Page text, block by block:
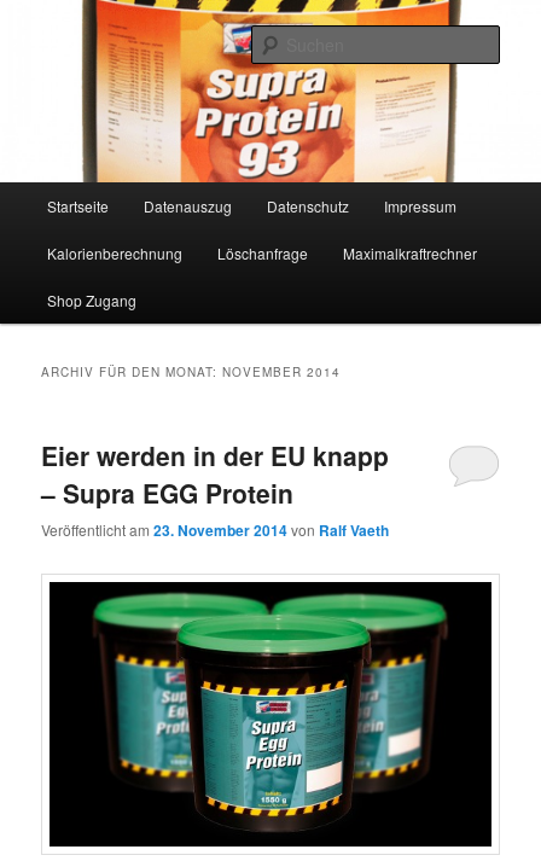
www.MetabolicNutrition.de
Zum
Inhalt
wechseln
Zum
sekundären
Inhalt
wechseln
Startseite Datenauszug Datenschutz Impressum
Kalorienberechnung Löschanfrage Maximalkraftrechner
Shop Zugang
ARCHIV FÜR DEN MONAT:NOVEMBER 2014
Eier werden in der EU knapp
– Supra EGG Protein
Veröffentlicht am23. November 2014von Ralf Vaeth